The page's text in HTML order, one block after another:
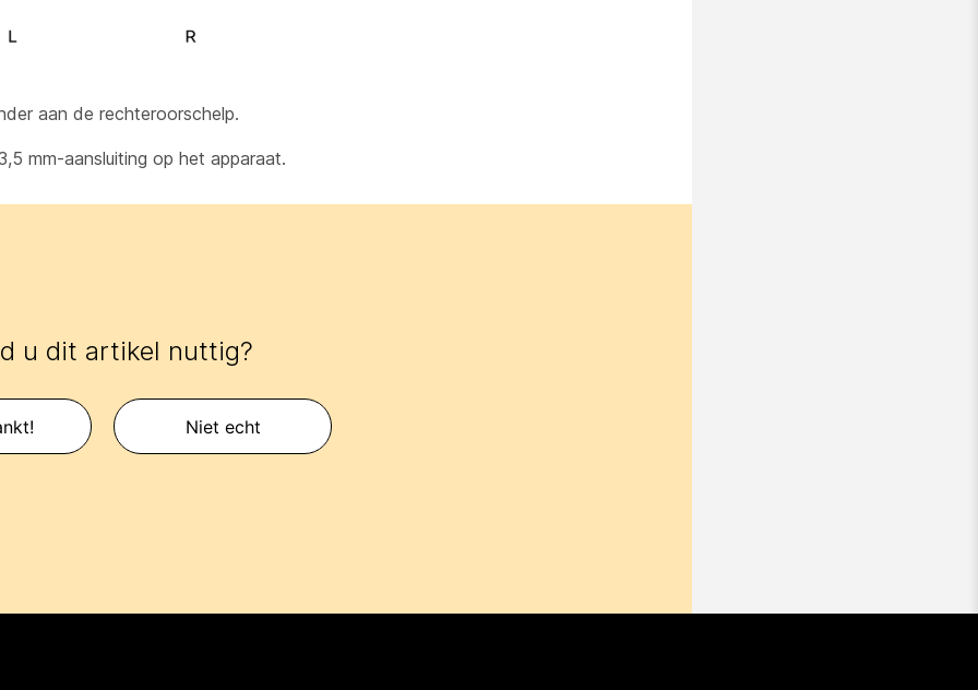
aan de rechteroorschelp.
mm-aansluiting op het apparaat.
u dit artikel nuttig?
Niet echt